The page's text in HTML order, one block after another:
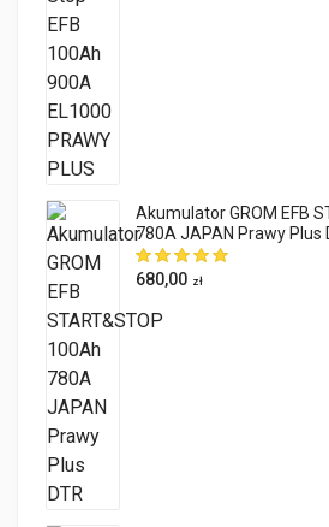
Akumulator GROM EFB
780A JAPAN Prawy Plus
680,00 zł